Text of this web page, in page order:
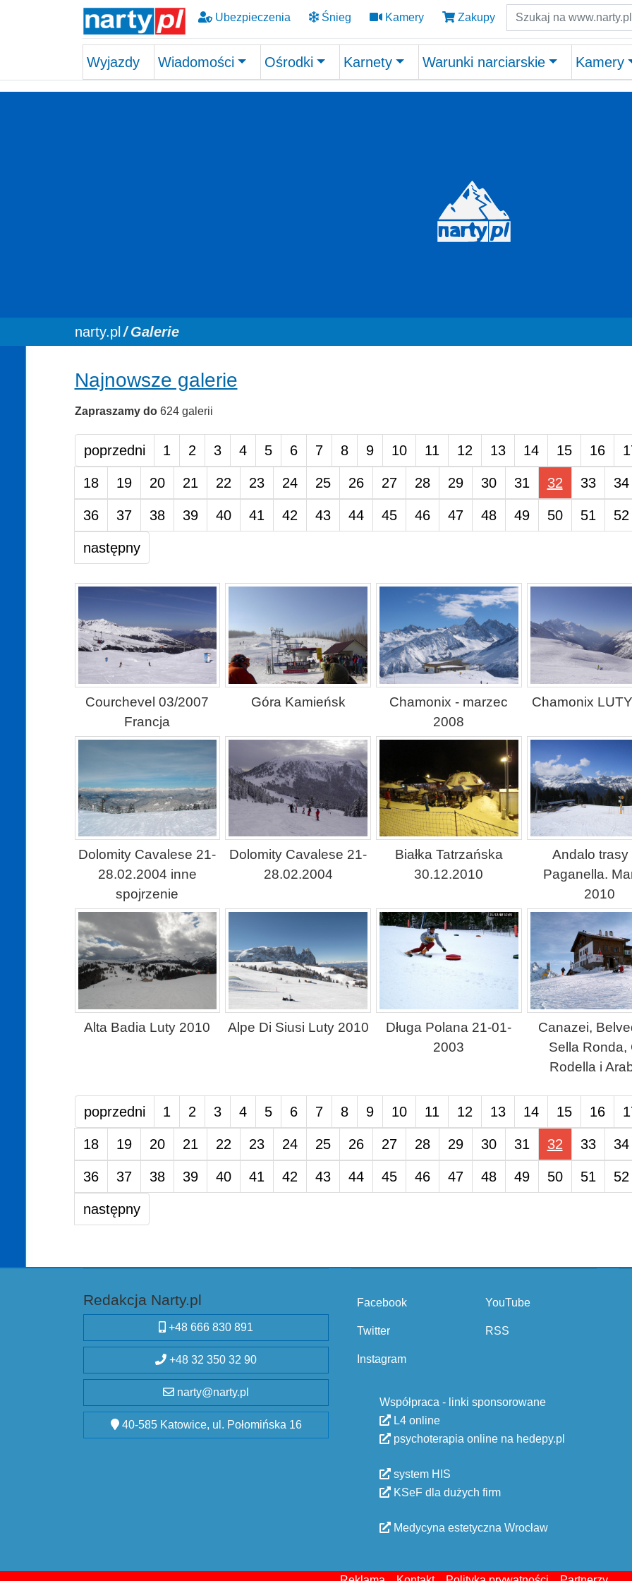
Ubezpieczenia Śnieg Kamery Zakupy Szukaj
Wyjazdy Wiadomości Ośrodki Karnety Warunki narciarskie Kamery
You are here:
narty.pl Galerie
Najnowsze galerie
Zapraszamy do624 galerii
poprzedni 1 2 3 4 5 6 7 8 9 10 11 12 13 14 15 16
18 19 20 21 22 23 24 25 26 27 28 29 30 31 32 33 34
36 37 38 39 40 41 42 43 44 45 46 47 48 49 50 51 52
następny
Courchevel 03/2007
Francja
Góra Kamieńsk
Chamonix - marzec
2008
Chamonix
Dolomity Cavalese 21-
28.02.2004 inne
spojrzenie
Dolomity Cavalese 21-
28.02.2004
Białka Tatrzańska
30.12.2010
Andalo trasy
Paganella.
2010
Alta Badia Luty 2010 Alpe Di Siusi Luty 2010
Długa Polana 21-01-
2003
Canazei,
Sella Ronda,
Rodella i
poprzedni 1 2 3 4 5 6 7 8 9 10 11 12 13 14 15 16
18 19 20 21 22 23 24 25 26 27 28 29 30 31 32 33 34
36 37 38 39 40 41 42 43 44 45 46 47 48 49 50 51 52
następny
Redakcja Narty.pl
+48 666 830 891
+48 32 350 32 90
narty@narty.pl
40-585 Katowice, ul. Połomińska 16
Facebook
Twitter
Instagram
YouTube
RSS
Współpraca - linki sponsorowane
L4 online
psychoterapia online na hedepy.pl
system HIS
KSeF dla dużych firm
Medycyna estetyczna Wrocław